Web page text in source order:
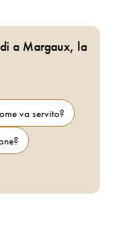
a Margaux, la
va servito?